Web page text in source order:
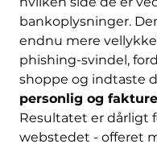
bankoplysninger.
endnu mere
phishing-svindel,
shoppe og indtaste
personlig og
Resultatet er dårligt
​​webstedet - offeret